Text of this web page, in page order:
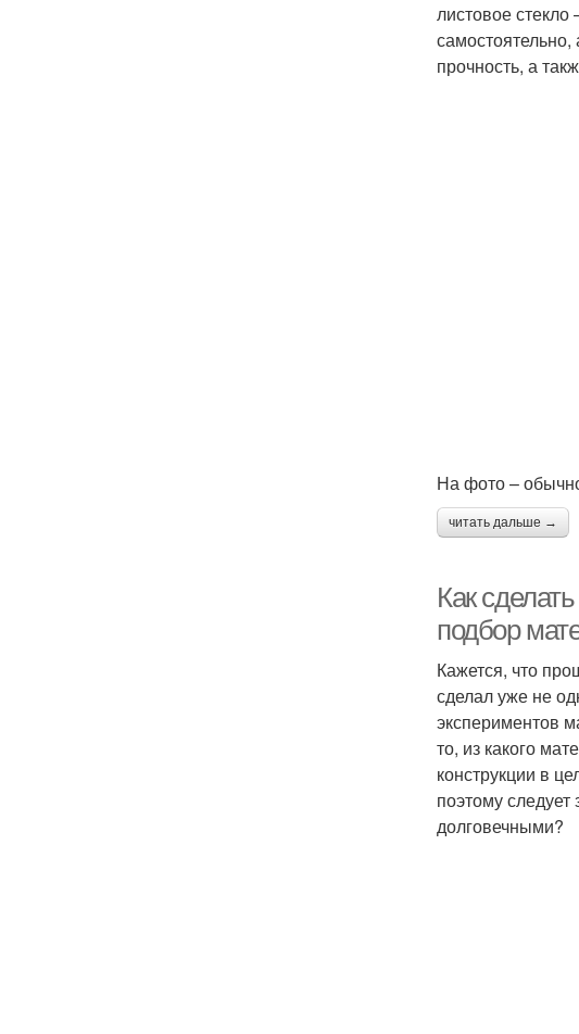
листовое стекло
прочность, а
На фото –
читать дальше →
Как
подбор
Кажется, что
сделал уже не
экспериментов
то, из какого
конструкции в
поэтому
долговечными?